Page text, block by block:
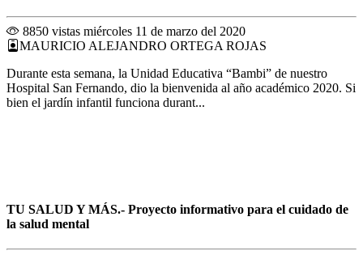
8850 vistas miércoles 11 de marzo del 2020
MAURICIO ALEJANDRO ORTEGA ROJAS
Durante esta semana, la Unidad Educativa “Bambi” de nuestro
Hospital San Fernando, dio la bienvenida al año académico 2020. Si
bien el jardín infantil funciona durant...
TU SALUD Y MÁS.- Proyecto informativo para el cuidado de
la salud mental